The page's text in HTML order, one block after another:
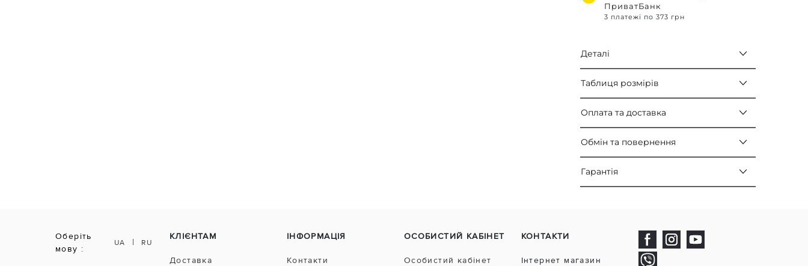
ПриватБанк
3 платежі по 373 грн
Деталі
Таблиця розмірів
Оплата та доставка
Обмін та повернення
Гарантія
Оберіть
мову :
UA | RU
КЛІЄНТАМ
Доставка
ІНФОРМАЦІЯ
Контакти
ОСОБИСТИЙ КАБІНЕТ
Особистий кабінет
КОНТАКТИ
Інтернет магазин